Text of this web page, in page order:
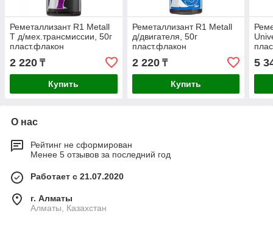
Реметаллизант R1 Metall
Т д/мех.трансмиссии, 50г
пласт.флакон
2 220 ₸
Купить
Реметаллизант R1 Metall
д/двигателя, 50г
пласт.флакон
2 220₸
Купить
5
О нас
Рейтинг не сформирован
Менее 5 отзывов за последний год
Работает с 21.07.2020
г. Алматы
Алматы, Казахстан